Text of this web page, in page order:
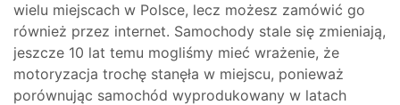
wielu miejscach w Polsce, lecz możesz zamówić go
również przez internet. Samochody stale się zmieniają,
jeszcze 10 lat temu mogliśmy mieć wrażenie, że
motoryzacja trochę stanęła w miejscu, ponieważ
porównując samochód wyprodukowany w latach